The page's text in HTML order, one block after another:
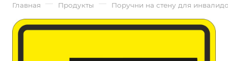
Главная — Продукты — Поручни на стену для